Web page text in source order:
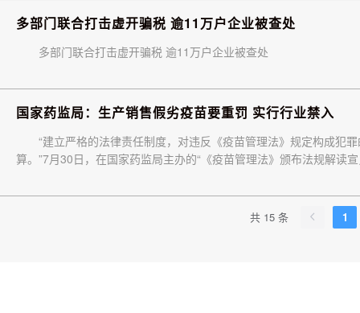
多部门联合打击虚开骗税 逾11万户企业被查处
多部门联合打击虚开骗税 逾11万户企业被查处
国家药监局：生产销售假劣疫苗要重罚 实行行业禁入
“建立严格的法律责任制度，对违反《疫苗管理法》规定构成犯
算。”7月30日，在国家药监局主办的“《疫苗管理法》颁布法规解读
共 15 条 1